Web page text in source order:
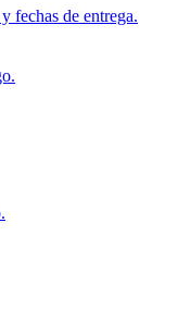
fechas de entrega.